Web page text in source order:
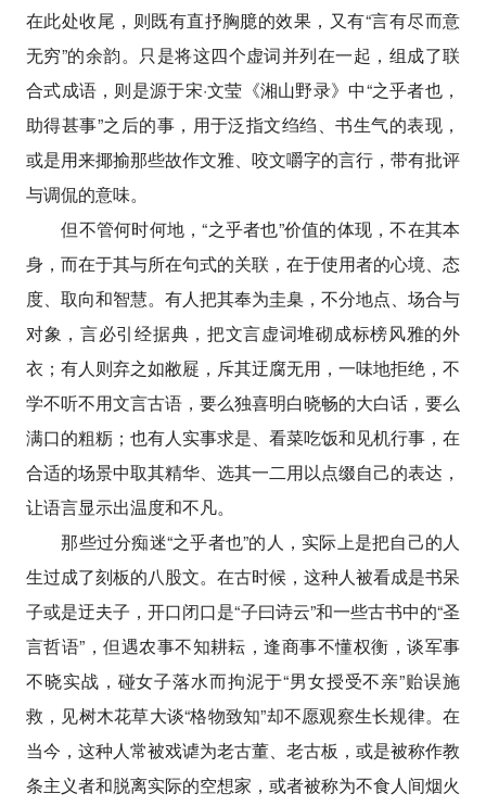
在此处收尾，则既有直抒胸臆的效果，又有“言有尽而意
无穷”的余韵。只是将这四个虚词并列在一起，组成了联
合式成语，则是源于宋·文莹《湘山野录》中“之乎者也，
助得甚事”之后的事，用于泛指文绉绉、书生气的表现，
或是用来揶揄那些故作文雅、咬文嚼字的言行，带有批评
与调侃的意味。
但不管何时何地，“之乎者也”价值的体现，不在其本
身，而在于其与所在句式的关联，在于使用者的心境、态
度、取向和智慧。有人把其奉为圭臬，不分地点、场合与
对象，言必引经据典，把文言虚词堆砌成标榜风雅的外
衣；有人则弃之如敝屣，斥其迂腐无用，一味地拒绝，不
学不听不用文言古语，要么独喜明白晓畅的大白话，要么
满口的粗粝；也有人实事求是、看菜吃饭和见机行事，在
合适的场景中取其精华、选其一二用以点缀自己的表达，
让语言显示出温度和不凡。
那些过分痴迷“之乎者也”的人，实际上是把自己的人
生过成了刻板的八股文。在古时候，这种人被看成是书呆
子或是迂夫子，开口闭口是“子曰诗云”和一些古书中的“圣
言哲语”，但遇农事不知耕耘，逢商事不懂权衡，谈军事
不晓实战，碰女子落水而拘泥于“男女授受不亲”贻误施
救，见树木花草大谈“格物致知”却不愿观察生长规律。在
当今，这种人常被戏谑为老古董、老古板，或是被称作教
条主义者和脱离实际的空想家，或者被称为不食人间烟火